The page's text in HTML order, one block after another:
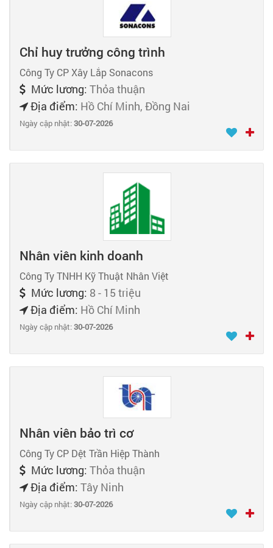
Chỉ huy trưởng công trình
Công Ty CP Xây Lắp Sonacons
Mức lương: Thỏa thuận
Địa điểm: Hồ Chí Minh, Đồng Nai
Ngày cập nhật:30-07-2026
Nhân viên kinh doanh
Công Ty TNHH Kỹ Thuật Nhân Việt
Mức lương: 8 - 15 triệu
Địa điểm: Hồ Chí Minh
Ngày cập nhật:30-07-2026
Nhân viên bảo trì cơ
Công Ty CP Dệt Trần Hiệp Thành
Mức lương: Thỏa thuận
Địa điểm: Tây Ninh
Ngày cập nhật:30-07-2026